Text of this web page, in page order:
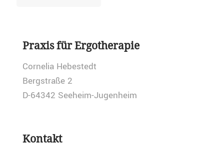
Praxis für Ergotherapie
Cornelia Hebestedt
Bergstraße 2
D-64342 Seeheim-Jugenheim
Kontakt